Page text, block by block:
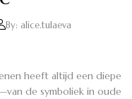
By: alice.tulaeva
heeft altijd een diepe
de symboliek in oude